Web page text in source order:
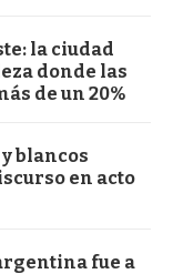
la ciudad
donde las
de un 20%
blancos
en acto
fue a